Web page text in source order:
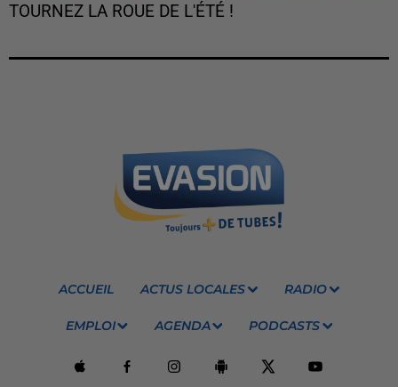
TOURNEZ LA ROUE DE L'ÉTÉ !
ACCUEIL ACTUS LOCALES RADIO
EMPLOI AGENDA PODCASTS